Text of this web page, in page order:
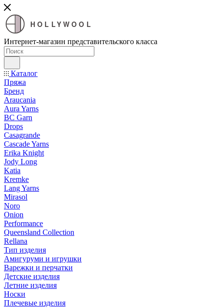
HOLLYWOOL
Интернет-магазин представительского класса
Каталог
Пряжа
Бренд
Araucania
Aura Yarns
BC Garn
Drops
Casagrande
Cascade Yarns
Erika Knight
Jody Long
Katia
Kremke
Lang Yarns
Mirasol
Noro
Onion
Performance
Queensland Collection
Rellana
Тип изделия
Амигуруми и игрушки
Варежки и перчатки
Детские изделия
Летние изделия
Носки
Плечевые изделия